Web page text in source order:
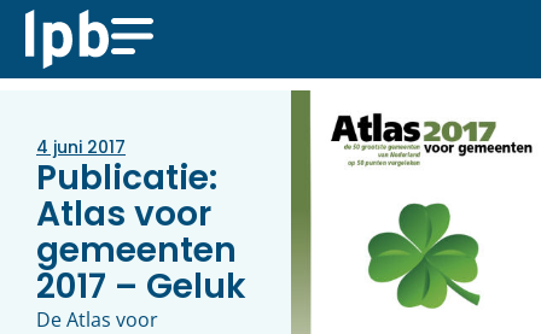
4 juni 2017
Publicatie:
Atlas voor
gemeenten
2017 – Geluk
De Atlas voor